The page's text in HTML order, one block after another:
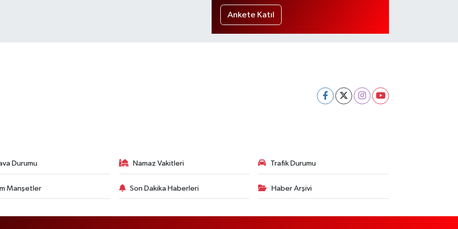
Ankete Katıl
Durumu Namaz Vakitleri Trafik Durumu
Manşetler Son Dakika Haberleri Haber Arşivi